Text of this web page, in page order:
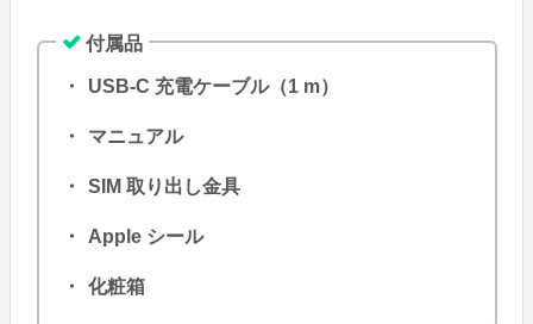
付属品
USB-C 充電ケーブル（1 m）
マニュアル
SIM 取り出し金具
Apple シール
化粧箱